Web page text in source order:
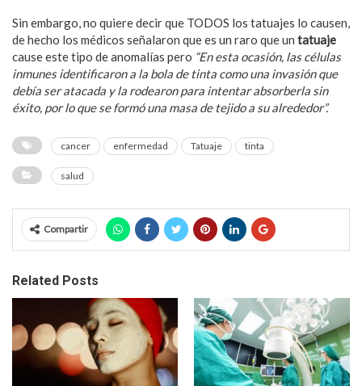
Sin embargo, no quiere decir que TODOS los tatuajes lo causen,
de hecho los médicos señalaron que es un raro que un tatuaje
cause este tipo de anomalías pero “En esta ocasión, las células
inmunes identificaron a la bola de tinta como una invasión que
debía ser atacada y la rodearon para intentar absorberla sin
éxito, por lo que se formó una masa de tejido a su alrededor”.
cancer enfermedad Tatuaje tinta
salud
Compartir
Related Posts